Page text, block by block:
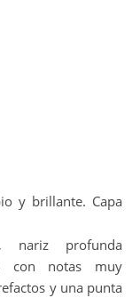
y brillante. Capa
nariz profunda
con notas muy
y una punta